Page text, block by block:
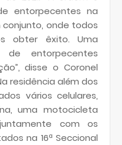
entorpecentes na
conjunto, onde todos
obter êxito. Uma
de entorpecentes
disse o Coronel
residência além dos
vários celulares,
uma motocicleta
com os
na 16ª Seccional